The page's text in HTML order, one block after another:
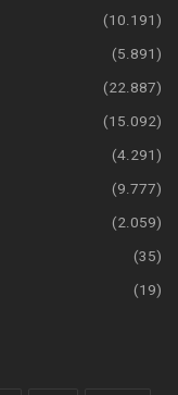
(10.191)
(5.891)
(22.887)
(15.092)
(4.291)
(9.777)
(2.059)
(35)
(19)